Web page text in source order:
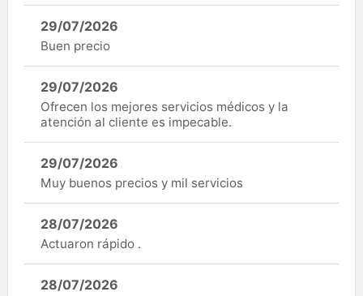
29/07/2026
Buen precio
29/07/2026
Ofrecen los mejores servicios médicos y la
atención al cliente es impecable.
29/07/2026
Muy buenos precios y mil servicios
28/07/2026
Actuaron rápido .
28/07/2026